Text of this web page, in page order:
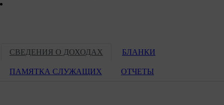
СВЕДЕНИЯ О ДОХОДАХ БЛАНКИ
ПАМЯТКА СЛУЖАЩИХ ОТЧЕТЫ